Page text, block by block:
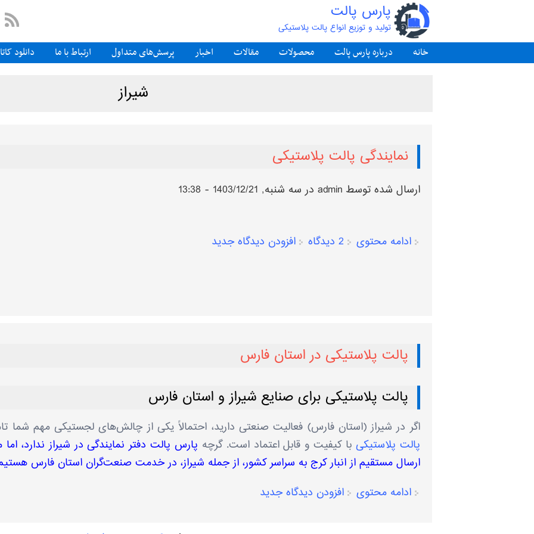
پارس پالت
تولید و توزیع انواع پالت پلاستیکی
خانه درباره پارس پالت محصولات مقالات اخبار پرسش‌های متداول ارتباط با ما دانلود
شیراز
نمایندگی پالت پلاستیکی
ارسال شده توسطadmin در سه شنبه, 1403/12/21 - 13:38
ادامه محتوی 2 دیدگاه افزودن دیدگاه جدید
پالت پلاستیکی در استان فارس
پالت پلاستیکی برای صنایع شیراز و استان فارس
اگر در شیراز (استان فارس) فعالیت صنعتی دارید، احتمالاً یکی از چالش‌های لجستیکی مهم شما
پالت پلاستیکی با کیفیت و قابل اعتماد است. گرچه پارس پالت دفتر نمایندگی در شیراز ندارد، اما
ارسال مستقیم از انبار کرج به سراسر کشور، از جمله شیراز، در خدمت صنعت‌گران استان فارس
ادامه محتوی
افزودن دیدگاه جدید